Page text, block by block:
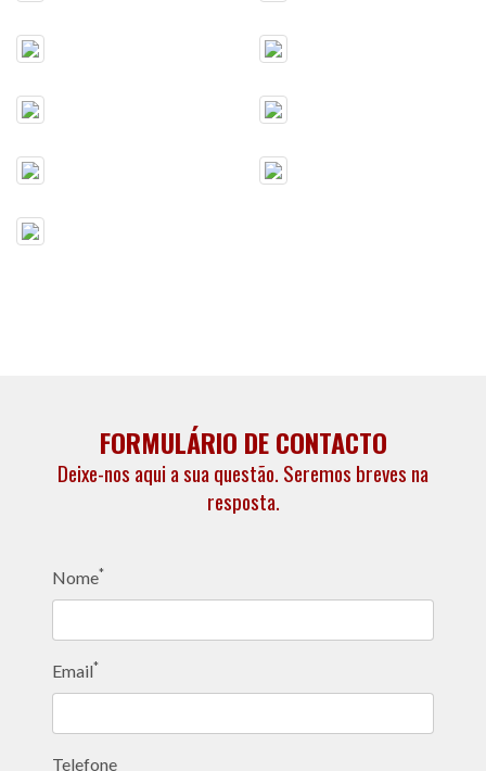
FORMULÁRIO DE CONTACTO
Deixe-nos aqui a sua questão. Seremos breves na
resposta.
Nome*
Email*
Telefone